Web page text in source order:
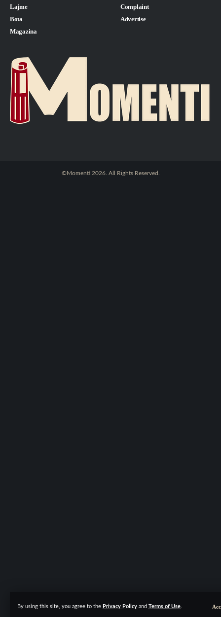
By using this site, you agree to the Privacy Policy and Terms of Use.
Lajme
Bota
Magazina
Complaint
Advertise
©Momenti 2026. All Rights Reserved.